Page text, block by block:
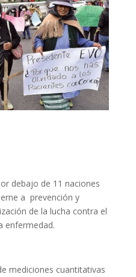
debajo de 11 naciones
a prevención y
de la lucha contra el
enfermedad.
mediciones cuantitativas